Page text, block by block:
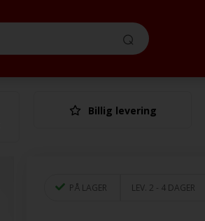
I altBillig levering
PÅ LAGER LEV. 2 - 4 DAGER